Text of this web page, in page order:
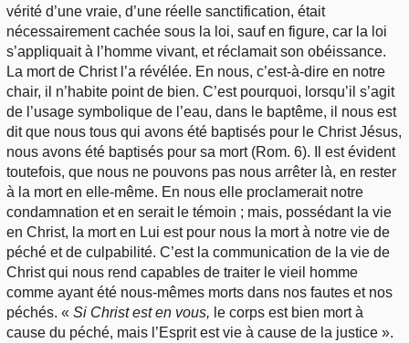
vérité d’une vraie, d’une réelle sanctification, était
nécessairement cachée sous la loi, sauf en figure, car la loi
s’appliquait à l’homme vivant, et réclamait son obéissance.
La mort de Christ l’a révélée. En nous, c’est-à-dire en notre
chair, il n’habite point de bien. C’est pourquoi, lorsqu’il s’agit
de l’usage symbolique de l’eau, dans le baptême, il nous est
dit que nous tous qui avons été baptisés pour le Christ Jésus,
nous avons été baptisés pour sa mort (Rom. 6). Il est évident
toutefois, que nous ne pouvons pas nous arrêter là, en rester
à la mort en elle-même. En nous elle proclamerait notre
condamnation et en serait le témoin ; mais, possédant la vie
en Christ, la mort en Lui est pour nous la mort à notre vie de
péché et de culpabilité. C’est la communication de la vie de
Christ qui nous rend capables de traiter le vieil homme
comme ayant été nous-mêmes morts dans nos fautes et nos
péchés. « Si Christ est en vous, le corps est bien mort à
cause du péché, mais l’Esprit est vie à cause de la justice ».